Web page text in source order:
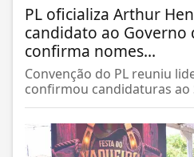
PL oficializa Arthur
candidato ao Governo
confirma nomes...
Convenção do PL reuniu
confirmou candidaturas ao